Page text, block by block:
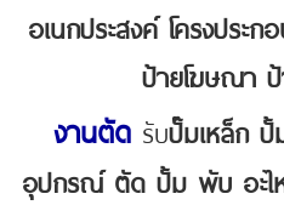
อเนกประสงค์โครงประก
ป้ายโฆษณา
งานตัดรับปั๊มเหล็ก ปั้
อุปกรณ์ ตัด ปั้ม พับ อะไ